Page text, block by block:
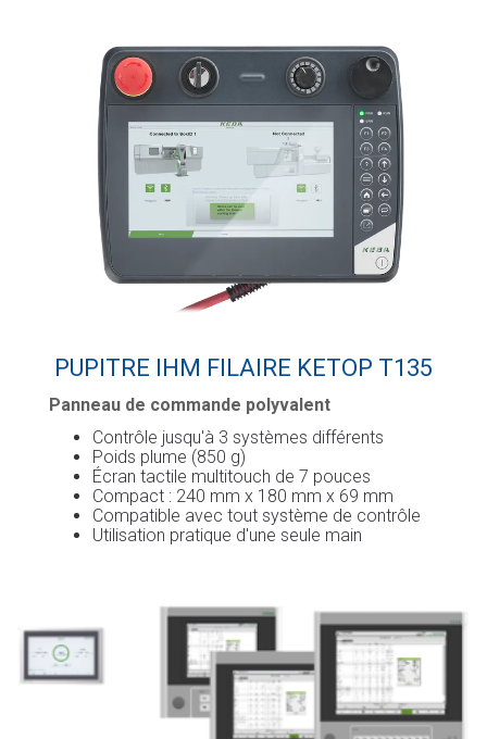
PUPITRE IHM FILAIRE KETOP T135
Panneau de commande polyvalent
Contrôle jusqu'à 3 systèmes différents
Poids plume (850 g)
Écran tactile multitouch de 7 pouces
Compact : 240 mm x 180 mm x 69 mm
Compatible avec tout système de contrôle
Utilisation pratique d'une seule main